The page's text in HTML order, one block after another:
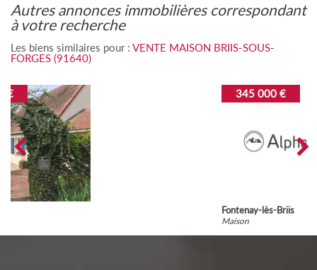
autres annonces immobilières correspondant
à votre recherche
Les biens similaires pour : VENTE MAISON BRIIS-SOUS-
FORGES (91640)